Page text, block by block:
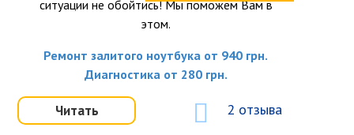
ситуации не обойтись! Мы поможем Вам в
этом.
Ремонт залитого ноутбука от 940 грн.
Диагностика от 280 грн.
Читать 2 отзыва